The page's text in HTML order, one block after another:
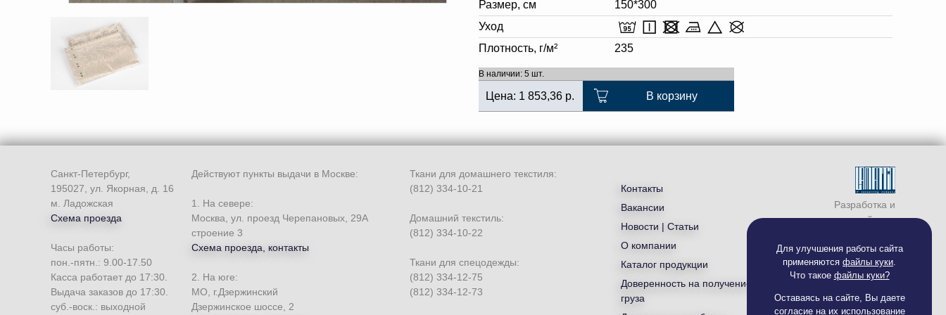
Для улучшения работы сайта
применяются файлы куки.
Что такое файлы куки?
Оставаясь на сайте, Вы даете
согласие на их использование
Размер, см
150*300
Уход
Плотность, г/м²
235
В наличии: 5 шт.
Цена: 1 853,36 р. В корзину
Разработка и
продвижение сайта —
Санкт-Петербург,
195027, ул. Якорная, д. 16
м. Ладожская
Схема проезда
Часы работы:
пон.-пятн.: 9.00-17.50
Касса работает до 17:30.
Выдача заказов до 17:30.
суб.-воск.: выходной
Действуют пункты выдачи в Москве:
1. На севере:
Москва, ул. проезд Черепановых, 29А
строение 3
Схема проезда, контакты
2. На юге:
МО, г.Дзержинский
Дзержинское шоссе, 2
Ткани для домашнего текстиля:
(812) 334-10-21
Домашний текстиль:
(812) 334-10-22
Ткани для спецодежды:
(812) 334-12-75
(812) 334-12-73
Контакты
Вакансии
Новости | Статьи
О компании
Каталог продукции
Доверенность на получение
груза